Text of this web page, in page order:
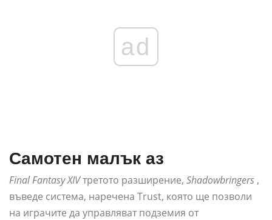
ad
Самотен малък аз
Final Fantasy XIVтретото разширение, Shadowbringers ,
въведе система, наречена Trust, която ще позволи
на играчите да управляват подземия от